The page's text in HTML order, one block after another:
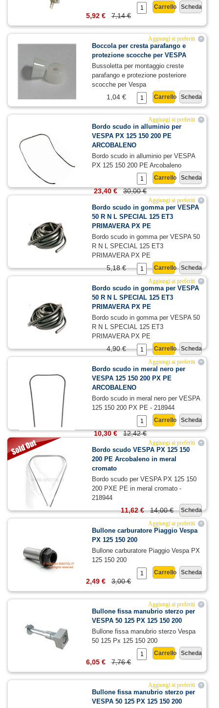
Scheda
Carrello
7,14 €
5,92 €
+
Aggiungi ai preferiti
Boccola per cresta parafango e
protezione scocche per VESPA
Bussoletta per montaggio creste
parafango e protezione posteriore
scocche per Vespa
Scheda
Carrello
1,04 €
+
Aggiungi ai preferiti
Bordo scudo in alluminio per
VESPA PX 125 150 200 PE
ARCOBALENO
Bordo scudo in alluminio per VESPA
PX 125 150 200 PE Arcobaleno
Scheda
Carrello
30,00 €
23,40 €
+
Aggiungi ai preferiti
Bordo scudo in gomma per VESPA
50 R N L SPECIAL 125 ET3
PRIMAVERA PX PE
Bordo scudo in gomma per VESPA 50
R N L SPECIAL 125 ET3
PRIMAVERA PX PE
Scheda
Carrello
5,18 €
+
Aggiungi ai preferiti
Bordo scudo in gomma per VESPA
50 R N L SPECIAL 125 ET3
PRIMAVERA PX PE
Bordo scudo in gomma per VESPA 50
R N L SPECIAL 125 ET3
PRIMAVERA PX PE
Scheda
Carrello
4,90 €
+
Aggiungi ai preferiti
Bordo scudo in meral nero per
VESPA 125 150 200 PX PE
ARCOBALENO
Bordo scudo in meral nero per VESPA
125 150 200 PX PE - 218944
Scheda
Carrello
12,42 €
10,30 €
+
Aggiungi ai preferiti
Bordo scudo VESPA PX 125 150
200 PE Arcobaleno in meral
cromato
Bordo scudo per VESPA PX 125 150
200 PXE PE in meral cromato -
218944
Scheda
14,00 €
11,62 €
+
Aggiungi ai preferiti
Bullone carburatore Piaggio Vespa
PX 125 150 200
Bullone carburatore Piaggio Vespa PX
125 150 200
Scheda
Carrello
3,00 €
2,49 €
+
Aggiungi ai preferiti
Bullone fissa manubrio sterzo per
VESPA 50 125 PX 125 150 200
Bullone fissa manubrio sterzo Vespa
50 125 Px 125 150 200
Scheda
Carrello
7,76 €
6,05 €
+
Aggiungi ai preferiti
Bullone fissa manubrio sterzo per
VESPA 50 125 PX 125 150 200